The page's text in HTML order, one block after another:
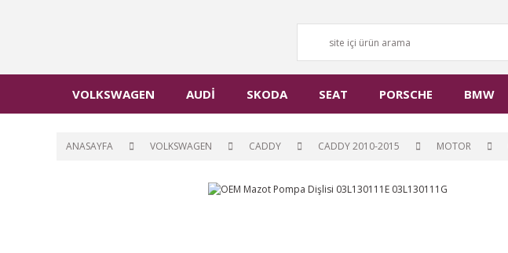
VOLKSWAGEN AUDİ SKODA SEAT PORSCHE BMW
ANASAYFA VOLKSWAGEN CADDY CADDY 2010-2015 MOTOR